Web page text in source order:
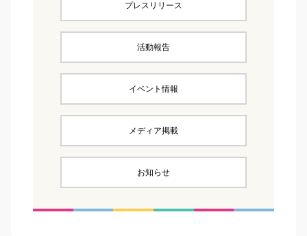
プレスリリース
活動報告
イベント情報
メディア掲載
お知らせ